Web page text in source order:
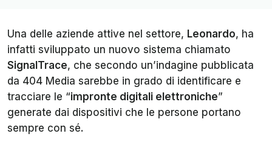
Una delle aziende attive nel settore, Leonardo, ha
infatti sviluppato un nuovo sistema chiamato
SignalTrace, che secondo un’indagine pubblicata
da 404 Media sarebbe in grado di identificare e
tracciare le “impronte digitali elettroniche”
generate dai dispositivi che le persone portano
sempre con sé.